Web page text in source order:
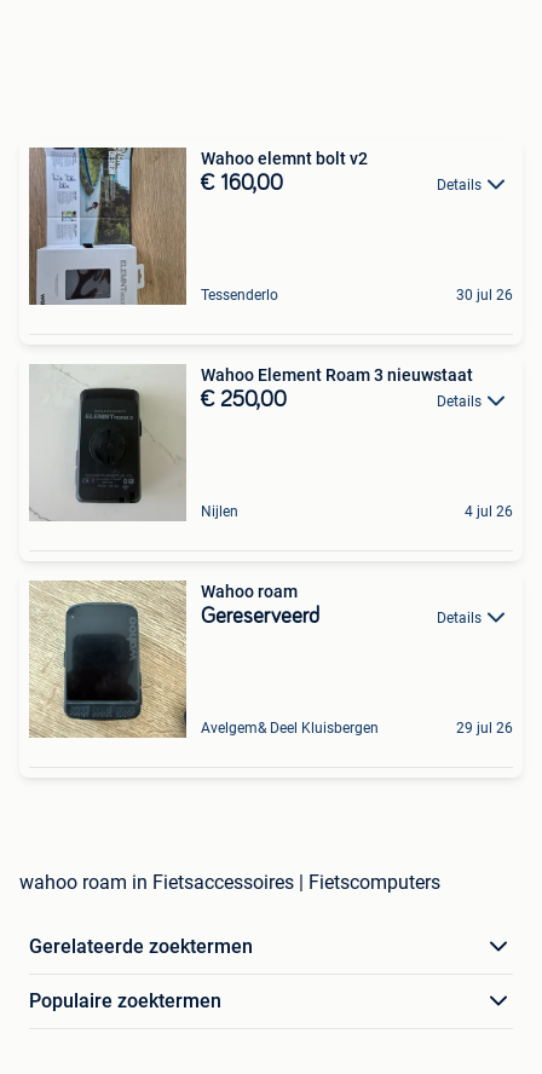
Wahoo elemnt bolt v2
€ 160,00 Details
Tessenderlo 30 jul 26
Wahoo Element Roam 3 nieuwstaat
€ 250,00 Details
Nijlen 4 jul 26
Wahoo roam
Gereserveerd Details
Avelgem& Deel Kluisbergen 29 jul 26
wahoo roam in Fietsaccessoires | Fietscomputers
Gerelateerde zoektermen
Populaire zoektermen